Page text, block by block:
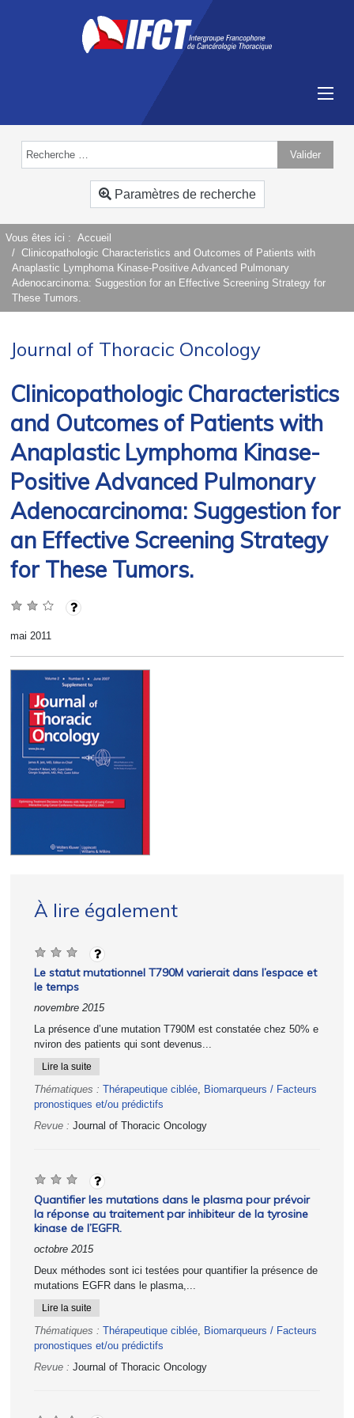
Valider
Paramètres de recherche
Vous êtes ici : Accueil
Clinicopathologic Characteristics and Outcomes of Patients with
Anaplastic Lymphoma Kinase-Positive Advanced Pulmonary
Adenocarcinoma: Suggestion for an Effective Screening Strategy for
These Tumors.
Journal of Thoracic Oncology
Clinicopathologic Characteristics
and Outcomes of Patients with
Anaplastic Lymphoma Kinase-
Positive Advanced Pulmonary
Adenocarcinoma: Suggestion for
an Effective Screening Strategy
for These Tumors.
mai 2011
À lire également
Le statut mutationnel T790M varierait dans l’espace et
le temps
novembre 2015
La présence d’une mutation T790M est constatée chez 50% e
nviron des patients qui sont devenus...
Lire la suite
Thématiques : Thérapeutique ciblée, Biomarqueurs / Facteurs
pronostiques et/ou prédictifs
Revue : Journal of Thoracic Oncology
Quantifier les mutations dans le plasma pour prévoir
la réponse au traitement par inhibiteur de la tyrosine
kinase de l’EGFR.
octobre 2015
Deux méthodes sont ici testées pour quantifier la présence de
mutations EGFR dans le plasma,...
Lire la suite
Thématiques : Thérapeutique ciblée, Biomarqueurs / Facteurs
pronostiques et/ou prédictifs
Revue : Journal of Thoracic Oncology